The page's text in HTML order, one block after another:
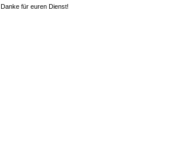
Danke für euren Dienst!